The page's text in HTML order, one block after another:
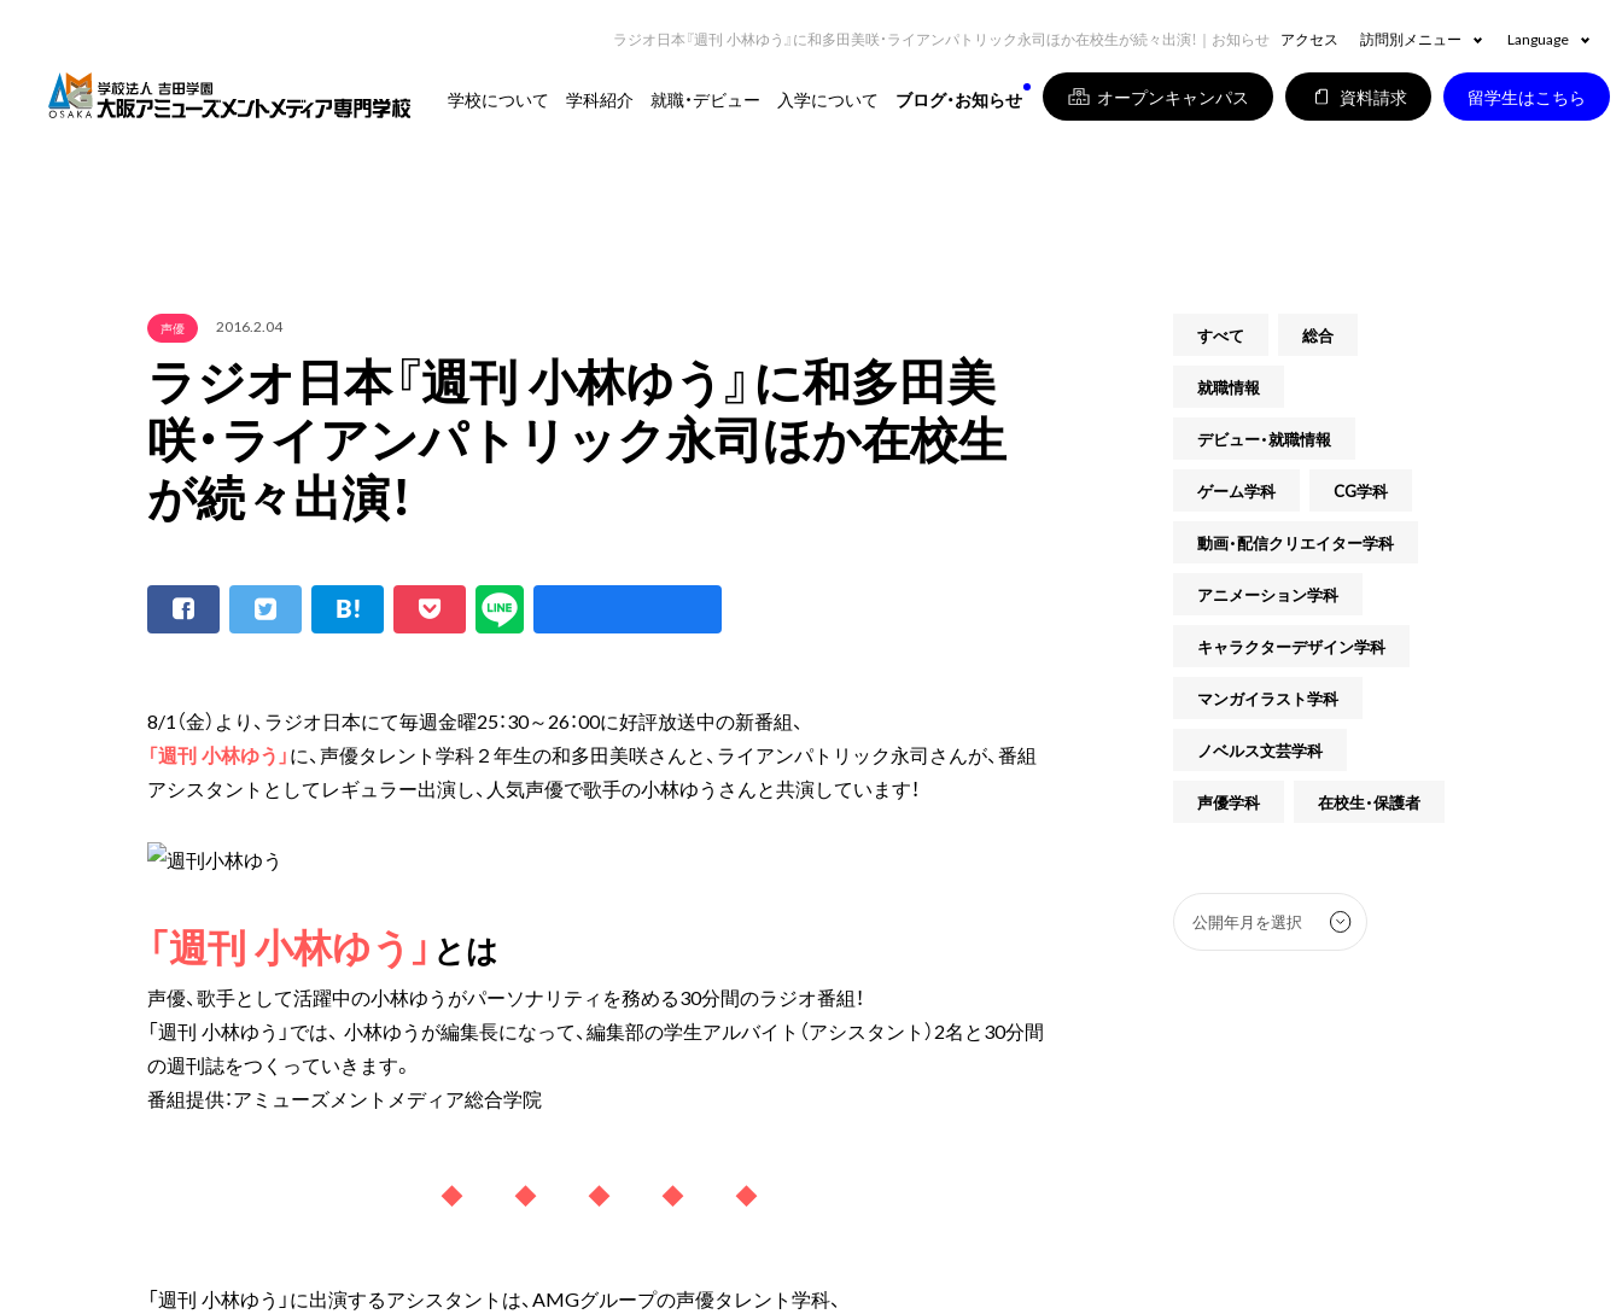
アクセス 訪問別メニュー Language
学校について 学科紹介 就職・デビュー 入学について ブログ・お知らせ オープンキャンパス 資料請求 留学生はこちら
ラジオ日本『週刊 小林ゆう』に和多田美咲・ライアンパトリック永司ほか在校生が続々出演！｜お知らせ
声優 2016.2.04
ラジオ日本『週刊 小林ゆう』に和多田美
咲・ライアンパトリック永司ほか在校生
が続々出演！
8/1（金）より、ラジオ日本にて毎週金曜25：30～26：00に好評放送中の新番組、
「週刊 小林ゆう」に、声優タレント学科２年生の和多田美咲さんと、ライアンパトリック永司さんが、番組
アシスタントとしてレギュラー出演し、人気声優で歌手の小林ゆうさんと共演しています！
「週刊 小林ゆう」 とは
声優、歌手として活躍中の小林ゆうがパーソナリティを務める30分間のラジオ番組！
「週刊 小林ゆう」では、 小林ゆうが編集長になって、編集部の学生アルバイト（アシスタント）2名と30分間
の週刊誌をつくっていきます。
番組提供：アミューズメントメディア総合学院
◆ ◆ ◆ ◆ ◆
「週刊 小林ゆう」に出演するアシスタントは、AMGグループの声優タレント学科、
すべて 総合
就職情報
デビュー・就職情報
ゲーム学科 CG学科
動画・配信クリエイター学科
アニメーション学科
キャラクターデザイン学科
マンガイラスト学科
ノベルス文芸学科
声優学科 在校生・保護者